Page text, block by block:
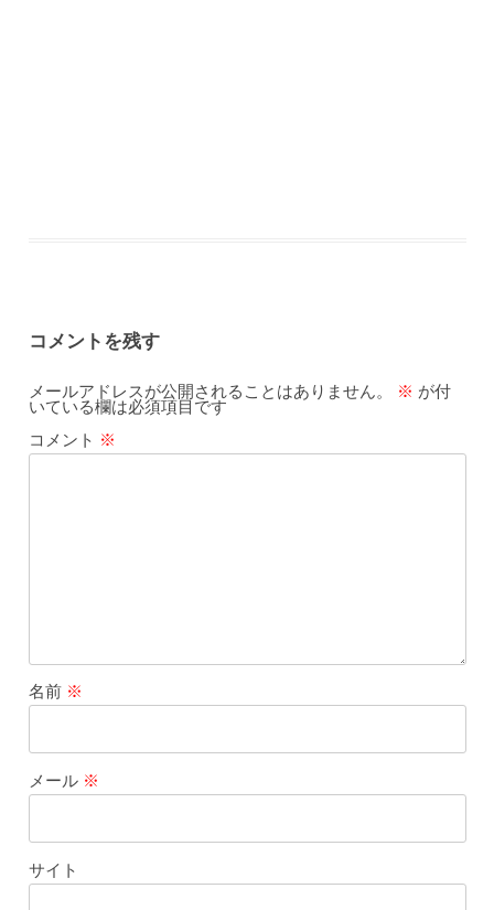
コメントを残す
メールアドレスが公開されることはありません。 ※ が付
いている欄は必須項目です
コメント ※
名前 ※
メール ※
サイト